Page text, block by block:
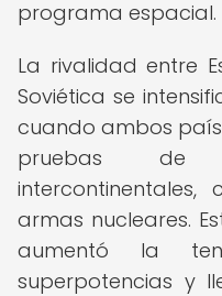
programa espacial.
La rivalidad entre
Soviética se
cuando ambos
pruebas de
armas nucleares.
aumentó la
superpotencias y